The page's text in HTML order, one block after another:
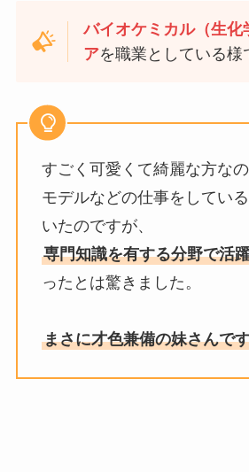
バイオケミカル（生化
アを職業としている様
すごく可愛くて綺麗な方な
モデルなどの仕事をしてい
いたのですが、
専門知識を有する分野で活
ったとは驚きました。
まさに才色兼備の妹さんで